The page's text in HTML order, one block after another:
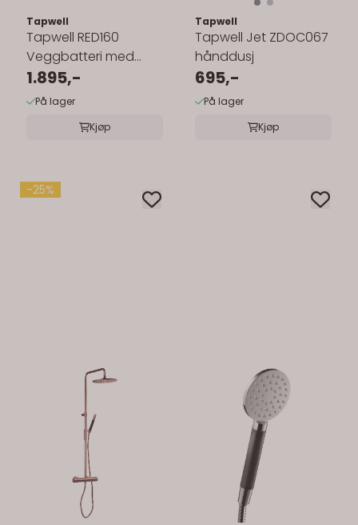
Tapwell
Tapwell RED160
Veggbatteri med
Svingbar Tut
1.895,-
På lager
Kjøp
Tapwell
Tapwell Jet ZDOC067
hånddusj
695,-
På lager
Kjøp
-25%